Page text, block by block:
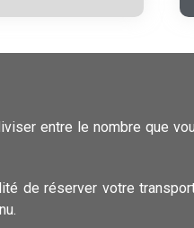
entre le nombre que
de réserver votre